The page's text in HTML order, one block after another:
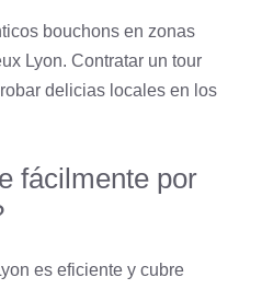
bouchons en zonas
Lyon. Contratar un tour
delicias locales en los
fácilmente por
es eficiente y cubre